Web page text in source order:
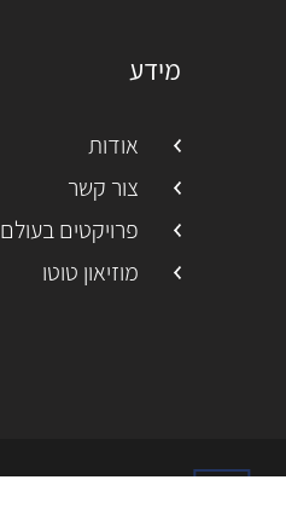
מידע
אודות
צור קשר
פרויקטים בעולם
מוזיאון טוטו